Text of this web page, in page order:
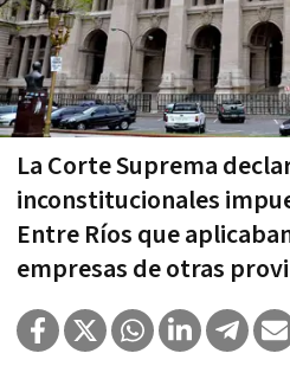
La Corte Suprema
inconstitucionales
Entre Ríos que
empresas de otras